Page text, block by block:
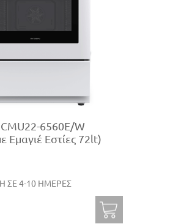
6560E/W
Εμαγιέ Εστίες 72lt)
ΣΕ 4-10 ΗΜΕΡΕΣ